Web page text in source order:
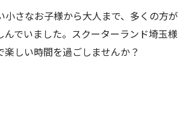
小さなお子様から大人まで、多くの方が
んでいました。スクーターランド埼玉様
楽しい時間を過ごしませんか？